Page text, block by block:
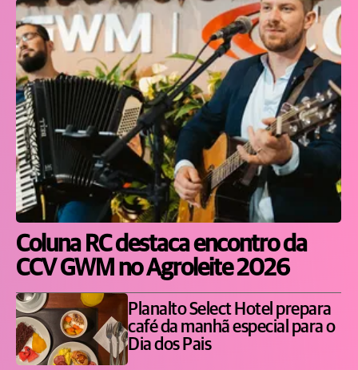
Coluna RC destaca encontro da
CCV GWM no Agroleite 2026
Planalto Select Hotel prepara
café da manhã especial para o
Dia dos Pais